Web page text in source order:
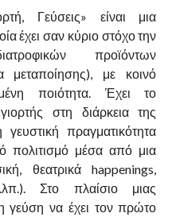
Γεύσεις» είναι μια
έχει σαν κύριο στόχο την
προϊόντων
με κοινό
ποιότητα. Έχει το
στη διάρκεια της
πραγματικότητα
πολιτισμό μέσα από μια
θεατρικάhappenings
Στο πλαίσιο μιας
γεύση να έχει τον πρώτο